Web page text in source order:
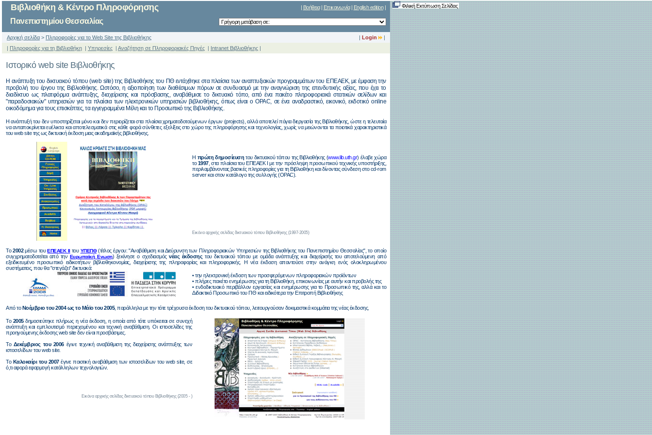
Βιβλιοθήκη & Κέντρο Πληροφόρησης | Βοήθεια| Επικοινωνία| English edition|
Πανεπιστημίου Θεσσαλίας
Αρχική σελίδα > Πληροφορίες για το Web Site της Βιβλιοθήκης | Login
|
| Πληροφορίες για τη Βιβλιοθήκη | Υπηρεσίες | Αναζήτηση σε Πληροφοριακές Πηγές | Intranet Βιβλιοθήκης |
Ιστορικό web site Βιβλιοθήκης
Η ανάπτυξη του δικτυακού τόπου (web site) της Βιβλιοθήκης του ΠΘ εντάχθηκε στα πλαίσια των αναπτυξιακών προγραμμάτων του ΕΠΕΑΕΚ, με έμφαση την
προβολή του έργου της Βιβλιοθήκης. Ωστόσο, η αξιοποίηση των διαθέσιμων πόρων σε συνδυασμό με την αναγνώριση της επενδυτικής αξίας, που έχει το
διαδίκτυο ως πλατφόρμα ανάπτυξης, διαχείρισης και πρόσβασης, αναβάθμισε το δικτυακό τόπο, από ένα πακέτο πληροφοριακά στατικών σελίδων και
"παραδοσιακών" υπηρεσιών για τα πλαίσια των ηλεκτρονικών υπηρεσιών βιβλιοθήκης, όπως είναι ο OPAC, σε ένα αναδραστικό, εικονικό, εκδοτικό online
οικοδόμημα για τους επισκέπτες, τα εγγεγραμμένα Μέλη και το Προσωπικό της Βιβλιοθήκης.
Η ανάπτυξή του δεν υποστηρίζεται μόνο και δεν περιορίζεται στα πλαίσια χρηματοδοτούμενων έργων (projects), αλλά αποτελεί πάγια διεργασία της Βιβλιοθήκης, ώστε η τελευταία
να ανταποκρίνεται ευέλικτα και αποτελεσματικά στις κάθε φορά σύνθετες εξελίξεις στο χώρο της πληροφόρησης και τεχνολογίας, χωρίς να μειώνονται τα ποιοτικά χαρακτηριστικά
του web site της ως δικτυακή έκδοση μιας ακαδημαϊκής βιβλιοθήκης.
Η πρώτη δημοσίευση του δικτυακού τόπου της Βιβλιοθήκης (www.lib.uth.gr) έλαβε χώρα
το1997, στα πλαίσια του ΕΠΕΑΕΚ Ι με την πρόσληψη προσωπικού τεχνικής υποστήριξης,
περιλαμβάνοντας βασικές πληροφορίες για τη Βιβλιοθήκη και δίνοντας σύνδεση στο cd-rom
server και στον κατάλογο της συλλογής (OPAC).
Εικόνα αρχικής σελίδας δικτυακού τόπου Βιβλιοθήκης (1997-2005)
Το2002μέσω τουΕΠΕΑΕΚ ΙΙτου ΥΠΕΠΘ(τίτλος έργου: "Αναβάθμιση και Διεύρυνση των Πληροφοριακών Υπηρεσιών της Βιβλιοθήκης του Πανεπιστημίου Θεσσαλίας", το οποίο
συγχρηματοδοτείται από την Ευρωπαϊκή Ενωση) ξεκίνησε ο σχεδιασμόςνέας έκδοσης του δικτυακού τόπου με ομάδα ανάπτυξης και διαχείρισής του αποτελούμενη από
εξειδικευμένο προσωπικό ειδικοτήτων βιβλιοθηκονομίας, διαχείρισης της πληροφορίας και πληροφορικής. Η νέα έκδοση απαντούσε στην ανάγκη ενός ολοκληρωμένου
συστήματος, που θα "στεγάζει" δικτυακά:
• την ηλεκτρονική έκδοση των προσφερόμενων πληροφοριακών προϊόντων
• πλήρες πακέτο ενημέρωσης για τη Βιβλιοθήκη, επικοινωνίας με αυτήν και προβολής της
• ενδοδικτυακό περιβάλλον εργασίας και ενημέρωσης για το Προσωπικό της, αλλά και το
Διδακτικό Προσωπικό του ΠΘ και ειδικότερα την Επιτροπή Βιβλιοθήκης
Από τοΝοέμβριο του 2004 ως το Μάϊο του 2005, παράλληλα με την τότε τρέχουσα έκδοση του δικτυακού τόπου, λειτουργούσαν δοκιμαστικά κομμάτια της νέας έκδοσης.
Το 2005δημοσιεύτηκε πλήρως η νέα έκδοση, η οποία από τότε υπόκειται σε συνεχή
ανάπτυξη και εμπλουτισμό περιεχομένου και τεχνική αναβάθμιση. Οι ιστοσελίδες της
προηγούμενης έκδοσης web site δεν είναι προσβάσιμες.
Το Δεκέμβριος του 2006έγινε τεχνική αναβάθμιση της διαχείρισης ανάπτυξης των
ιστοσελίδων του web site.
Το Καλοκαίρι του 2007έγινε ποιοτική αναβάθμιση των ιστοσελίδων του web site, σε
ό,τι αφορά εφαρμογή κατάλληλων τεχνολογιών.
Εικόνα αρχικής σελίδας δικτυακού τόπου Βιβλιοθήκης (2005 - )
Φιλική Εκτύπωση Σελίδας